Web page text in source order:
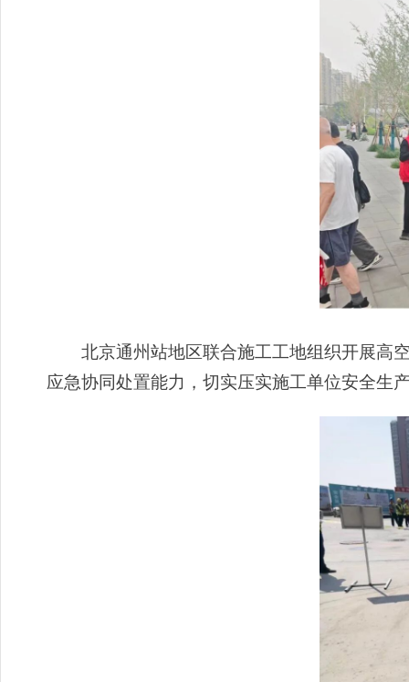
北京通州站地区联合施工工地组织开展高空
应急协同处置能力，切实压实施工单位安全生